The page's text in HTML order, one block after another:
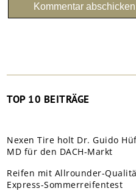
TOP 10 BEITRÄGE
Nexen Tire holt Dr. Guido
MD für den DACH-Markt
Reifen mit Allrounder-
Express-Sommerreifentest